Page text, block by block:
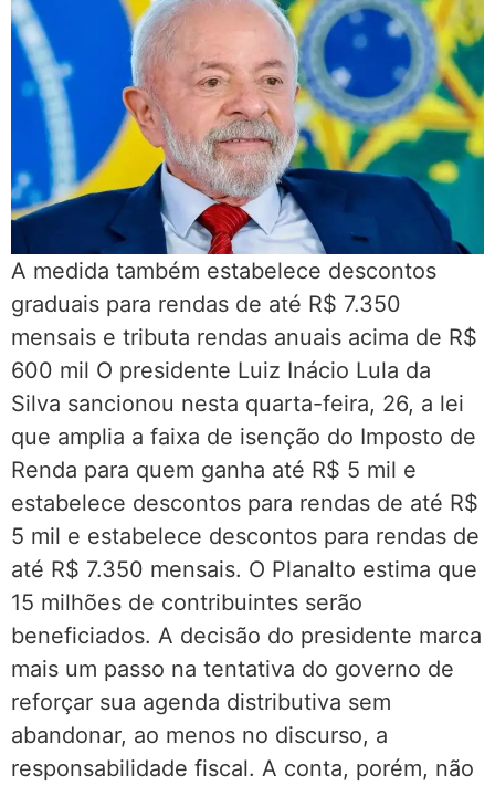
A medida também estabelece descontos
graduais para rendas de até R$ 7.350
mensais e tributa rendas anuais acima de R$
600 mil O presidente Luiz Inácio Lula da
Silva sancionou nesta quarta-feira, 26, a lei
que amplia a faixa de isenção do Imposto de
Renda para quem ganha até R$ 5 mil e
estabelece descontos para rendas de até R$
5 mil e estabelece descontos para rendas de
até R$ 7.350 mensais. O Planalto estima que
15 milhões de contribuintes serão
beneficiados. A decisão do presidente marca
mais um passo na tentativa do governo de
reforçar sua agenda distributiva sem
abandonar, ao menos no discurso, a
responsabilidade fiscal. A conta, porém, não